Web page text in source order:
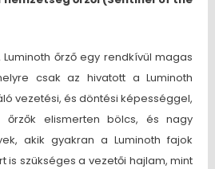
Luminoth őrző egy rendkívül magas
csak az hivatott a Luminoth
vezetési, és döntési képességgel,
elismerten bölcs, és nagy
akik gyakran a Luminoth fajok
is szükséges a vezetői hajlam, mint